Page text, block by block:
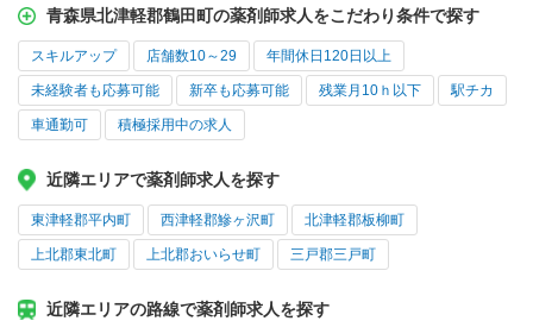
青森県北津軽郡鶴田町の薬剤師求人をこだわり条件で探す
スキルアップ 店舗数10～29 年間休日120日以上
未経験者も応募可能 新卒も応募可能 残業月10ｈ以下 駅チカ
車通勤可 積極採用中の求人
近隣エリアで薬剤師求人を探す
東津軽郡平内町 西津軽郡鰺ヶ沢町 北津軽郡板柳町
上北郡東北町 上北郡おいらせ町 三戸郡三戸町
近隣エリアの路線で薬剤師求人を探す